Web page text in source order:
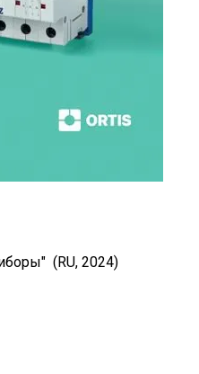
(RU, 2024)